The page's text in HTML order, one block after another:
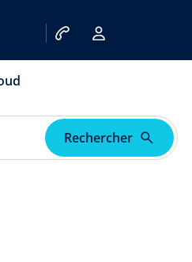
Rechercher